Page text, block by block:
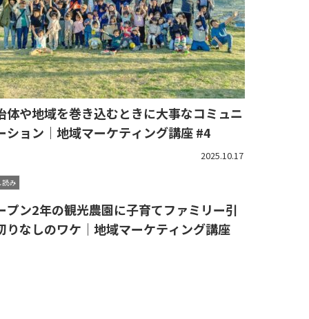
体や地域を巻き込むときに大事なコミュニ
ション｜地域マーケティング講座 #4
2025.10.17
読み
プン2年の観光農園に子育てファミリー引
りなしのワケ｜地域マーケティング講座